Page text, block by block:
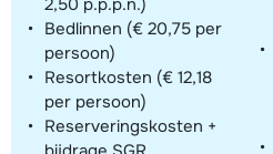
2,50 p.p.p.n.)
Bedlinnen (€ 20,75 per
persoon)
Resortkosten (€ 12,18
per persoon)
Reserveringskosten +